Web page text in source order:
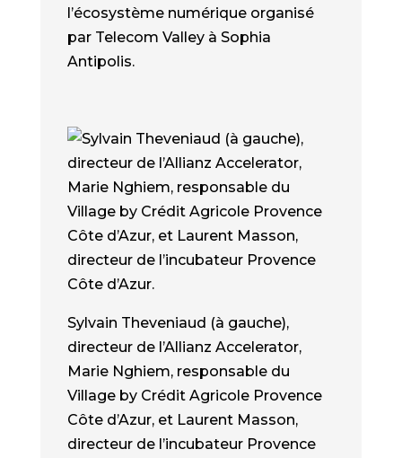
l’écosystème numérique organisé
par Telecom Valley à Sophia
Antipolis.
Sylvain Theveniaud (à gauche),
directeur de l’Allianz Accelerator,
Marie Nghiem, responsable du
Village by Crédit Agricole Provence
Côte d’Azur, et Laurent Masson,
directeur de l’incubateur Provence